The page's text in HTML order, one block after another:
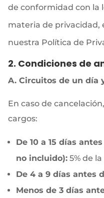
de conformidad con la
materia de privacidad,
nuestra Política de
2. Condiciones de
A. Circuitos de un día
En caso de
cargos:
De 10 a 15 días
no incluido):5% de
De 4 a 9 días antes
Menos de 3 días